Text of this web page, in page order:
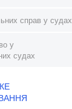
справ у судах
у
судах